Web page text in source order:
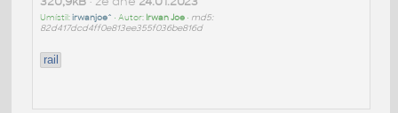
Umístil:irwanjoe^ • Autor: Irwan Joe• md5:
82d417dcd4ff0e813ee355f036be816d
rail